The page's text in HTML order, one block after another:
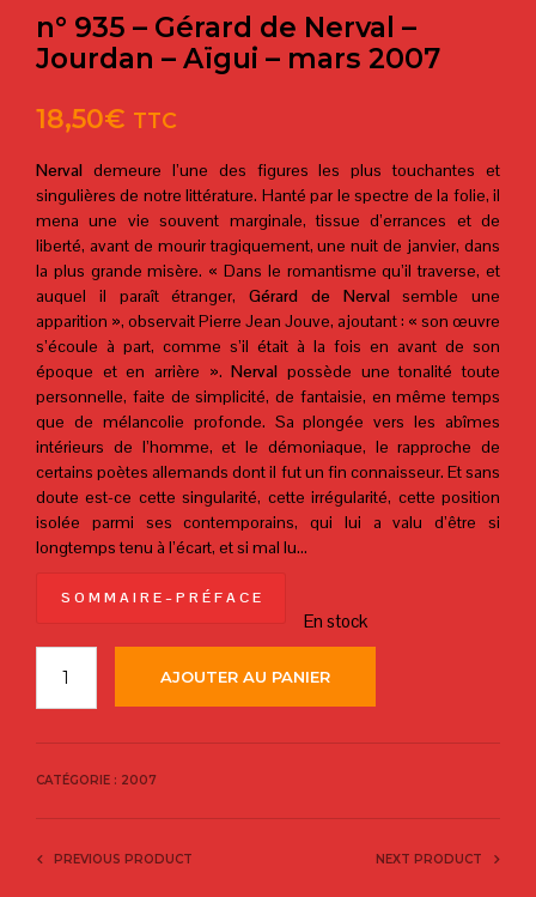
n° 935 – Gérard de Nerval –
Jourdan – Aïgui – mars 2007
18,50€ TTC
Nerval demeure l’une des figures les plus touchantes et
singulières de notre littérature. Hanté par le spectre de la folie, il
mena une vie souvent marginale, tissue d’errances et de
liberté, avant de mourir tragiquement, une nuit de janvier, dans
la plus grande misère. « Dans le romantisme qu’il traverse, et
auquel il paraît étranger, Gérard de Nerval semble une
apparition », observait Pierre Jean Jouve, ajoutant : « son œuvre
s’écoule à part, comme s’il était à la fois en avant de son
époque et en arrière ».Nerval possède une tonalité toute
personnelle, faite de simplicité, de fantaisie, en même temps
que de mélancolie profonde. Sa plongée vers les abîmes
intérieurs de l’homme, et le démoniaque, le rapproche de
certains poètes allemands dont il fut un fin connaisseur. Et sans
doute est-ce cette singularité, cette irrégularité, cette position
isolée parmi ses contemporains, qui lui a valu d’être si
longtemps tenu à l’écart, et si mal lu…
S O M M A I R E – P R É F A C E
En stock
AJOUTER AU PANIER
CATÉGORIE : 2007
PREVIOUS PRODUCT NEXT PRODUCT